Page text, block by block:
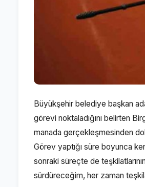
Büyükşehir belediye başkan
görevi noktaladığını belirten
manada gerçekleşmesinden
Görev yaptığı süre boyunca
sonraki süreçte de
sürdüreceğim, her zaman